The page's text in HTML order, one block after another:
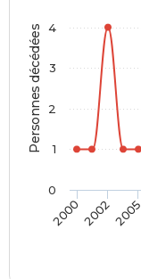
Personnes décédées
200020022005
0
1
2
3
4